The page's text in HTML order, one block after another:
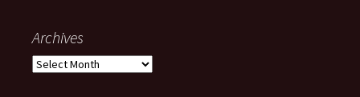
Archives
Archives